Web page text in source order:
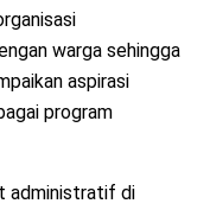
warga sehingga
aspirasi
program
administratif di